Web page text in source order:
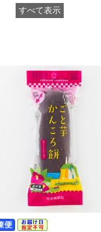
すべて表示